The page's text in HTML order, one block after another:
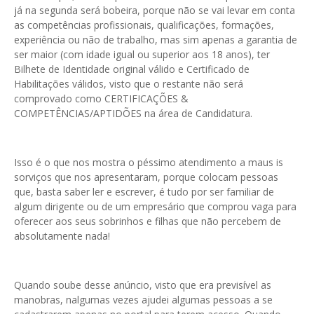
já na segunda será bobeira, porque não se vai levar em conta
as competências profissionais, qualificações, formações,
experiência ou não de trabalho, mas sim apenas a garantia de
ser maior (com idade igual ou superior aos 18 anos), ter
Bilhete de Identidade original válido e Certificado de
Habilitações válidos, visto que o restante não será
comprovado como CERTIFICAÇÕES &
COMPETÊNCIAS/APTIDÕES na área de Candidatura.
Isso é o que nos mostra o péssimo atendimento a maus is
sorviços que nos apresentaram, porque colocam pessoas
que, basta saber ler e escrever, é tudo por ser familiar de
algum dirigente ou de um empresário que comprou vaga para
oferecer aos seus sobrinhos e filhas que não percebem de
absolutamente nada!
Quando soube desse anúncio, visto que era previsível as
manobras, nalgumas vezes ajudei algumas pessoas a se